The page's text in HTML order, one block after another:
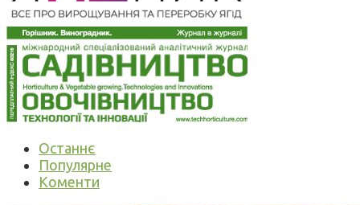
Останнє
Популярне
Коменти